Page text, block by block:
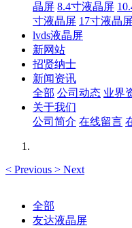
晶屏 8.4寸液晶屏
寸液晶屏 17寸液晶
lvds液晶屏
新网站
招贤纳士
新闻资讯
全部 公司动态 业界
关于我们
公司简介 在线留言
< Previous > Next
全部
友达液晶屏